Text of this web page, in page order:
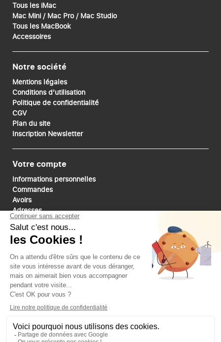
Tous les iMac
Mac Mini / Mac Pro / Mac Studio
Tous les MacBook
Accessoires
Notre société
Mentions légales
Conditions d'utilisation
Politique de confidentialité
CGV
Plan du site
Inscription Newsletter
Votre compte
Informations personnelles
Commandes
Avoirs
Adresses
Bons de réduction
Mes alertes
Paiements sécurisé
Suivez-nous